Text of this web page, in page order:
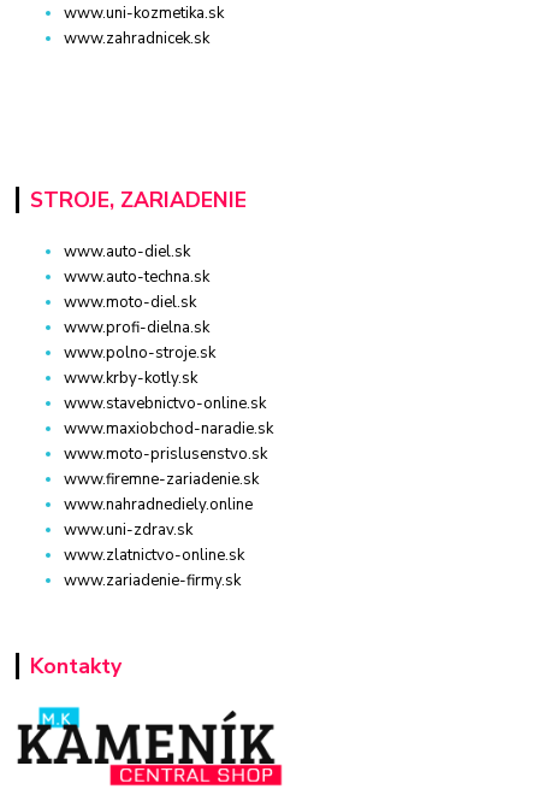
www.uni-kozmetika.sk
www.zahradnicek.sk
STROJE, ZARIADENIE
www.auto-diel.sk
www.auto-techna.sk
www.moto-diel.sk
www.profi-dielna.sk
www.polno-stroje.sk
www.krby-kotly.sk
www.stavebnictvo-online.sk
www.maxiobchod-naradie.sk
www.moto-prislusenstvo.sk
www.firemne-zariadenie.sk
www.nahradnediely.online
www.uni-zdrav.sk
www.zlatnictvo-online.sk
www.zariadenie-firmy.sk
Kontakty